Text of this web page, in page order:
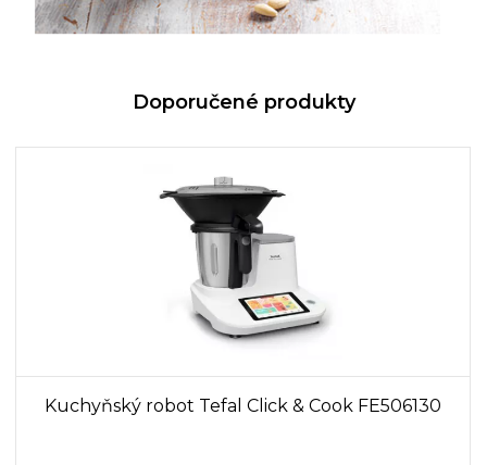
Doporučené produkty
Kuchyňský robot Tefal Click & Cook FE506130